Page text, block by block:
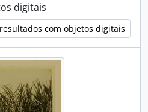
digitais
com objetos digitais